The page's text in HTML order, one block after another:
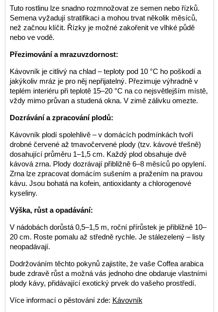
Tuto rostlinu lze snadno rozmnožovat ze semen nebo řízků.
Semena vyžadují stratifikaci a mohou trvat několik měsíců,
než začnou klíčit. Řízky je možné zakořenit ve vlhké půdě
nebo ve vodě.
Přezimování a mrazuvzdornost:
Kávovník je citlivý na chlad – teploty pod 10 °C ho poškodí a
jakýkoliv mráz je pro něj nepřijatelný. Přezimuje výhradně v
teplém interiéru při teplotě 15–20 °C na co nejsvětlejším místě,
vždy mimo průvan a studená okna. V zimě zálivku omezte.
Dozrávání a zpracování plodů:
Kávovník plodí spolehlivě – v domácích podmínkách tvoří
drobné červené až tmavočervené plody (tzv. kávové třešně)
dosahující průměru 1–1,5 cm. Každý plod obsahuje dvě
kávová zrna. Plody dozrávají přibližně 6–8 měsíců po opylení.
Zrna lze zpracovat domácím sušením a pražením na pravou
kávu. Jsou bohatá na kofein, antioxidanty a chlorogenové
kyseliny.
Výška, růst a opadávání:
V nádobách dorůstá 0,5–1,5 m, roční přírůstek je přibližně 10–
20 cm. Roste pomalu až středně rychle. Je stálezelený – listy
neopadávají.
Dodržováním těchto pokynů zajistíte, že vaše Coffea arabica
bude zdravě růst a možná vás jednoho dne obdaruje vlastními
plody kávy, přidávající exotický prvek do vašeho prostředí.
Více informací o pěstování zde: Kávovník